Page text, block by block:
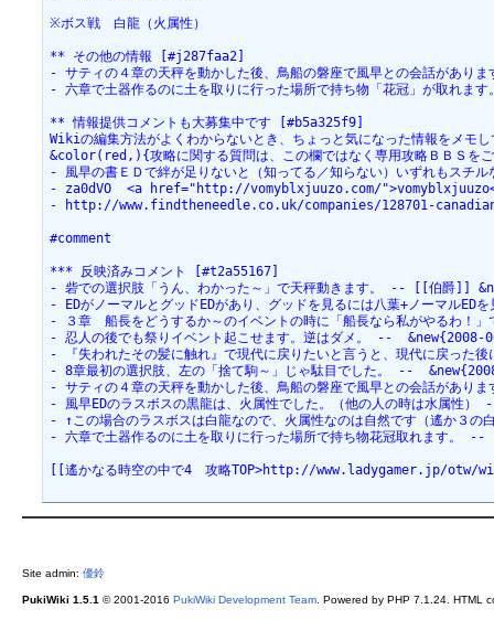
※ボス戦　白龍（火属性）
** その他の情報 [#j287faa2]
- サティの４章の天秤を動かした後、鳥船の磐座で風早との会話がありま
- 六章で土器作るのに土を取りに行った場所で持ち物「花冠」が取れます
** 情報提供コメントも大募集中です [#b5a325f9]
Wikiの編集方法がよくわからないとき、ちょっと気になった情報をメモ
&color(red,){攻略に関する質問は、この欄ではなく専用攻略ＢＢＳを
- 風早の書ＥＤで絆が足りないと（知ってる／知らない）いずれも
- za0dVO  <a href="http://vomyblxjuuzo.com/
- http://www.findtheneedle.co.uk/companies/128701-
#comment
*** 反映済みコメント [#t2a55167]
- 砦での選択肢「うん、わかった～」で天秤動きます。 -- [[伯爵
- EDがノーマルとグッドEDがあり、グッドを見るには八葉+ノー
- ３章　船長をどうするか～のイベントの時に「船長なら私がや
- 忍人の後でも祭りイベント起こせます。逆はダメ。 --
- 『失われたその髪に触れ』で現代に戻りたいと言うと、現代に戻
- 8章最初の選択肢、左の「捨て駒～」じゃ駄目でした。 --
- サティの４章の天秤を動かした後、鳥船の磐座で風早との会話が
- 風早EDのラスボスの黒龍は、火属性でした。（他の人の時は水
- ↑この場合のラスボスは白龍なので、火属性なのは自然です（遙
- 六章で土器作るのに土を取りに行った場所で持ち物花冠取れま
[[遙かなる時空の中で4　攻略TOP>http://www.ladygamer.jp/
Site admin: 優鈴
PukiWiki 1.5.1 © 2001-2016 PukiWiki Development Team. Powered by PHP 7.1.24. HTML